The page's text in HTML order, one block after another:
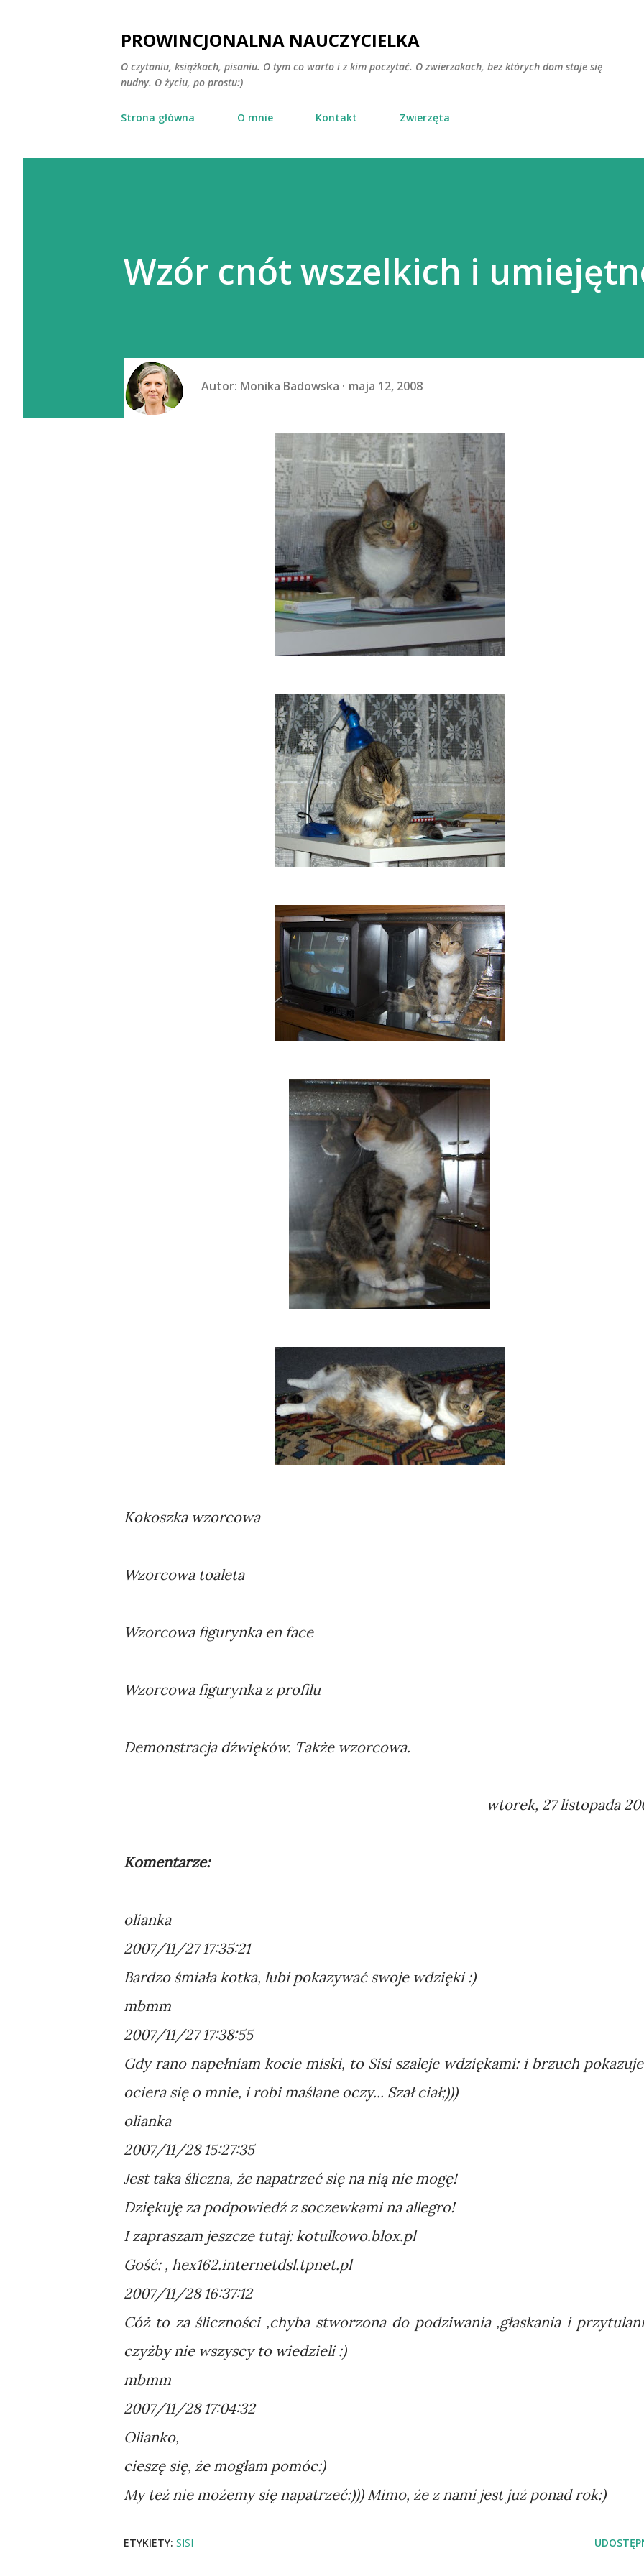
PROWINCJONALNA NAUCZYCIELKA
O czytaniu, książkach, pisaniu. O tym co warto i z kim poczytać. O zwierzakach, bez których dom staje się
nudny. O życiu, po prostu:)
Strona główna O mnie Kontakt Zwierzęta
Wzór cnót wszelkich i
Autor: Monika Badowska maja 12, 2008
Kokoszka wzorcowa
Wzorcowa toaleta
Wzorcowa figurynka en face
Wzorcowa figurynka z profilu
Demonstracja dźwięków. Także wzorcowa.
wtorek, 27 listopada
Komentarze:
olianka
2007/11/27 17:35:21
Bardzo śmiała kotka, lubi pokazywać swoje wdzięki :)
mbmm
2007/11/27 17:38:55
Gdy rano napełniam kocie miski, to Sisi szaleje wdziękami: i brzuch
ociera się o mnie, i robi maślane oczy... Szał ciał;)))
olianka
2007/11/28 15:27:35
Jest taka śliczna, że napatrzeć się na nią nie mogę!
Dziękuję za podpowiedź z soczewkami na allegro!
I zapraszam jeszcze tutaj: kotulkowo.blox.pl
Gość: , hex162.internetdsl.tpnet.pl
2007/11/28 16:37:12
Cóż to za śliczności ,chyba stworzona do podziwania ,głaskania i
czyżby nie wszyscy to wiedzieli :)
mbmm
2007/11/28 17:04:32
Olianko,
cieszę się, że mogłam pomóc:)
My też nie możemy się napatrzeć:))) Mimo, że z nami jest już ponad rok:)
ETYKIETY: SISI